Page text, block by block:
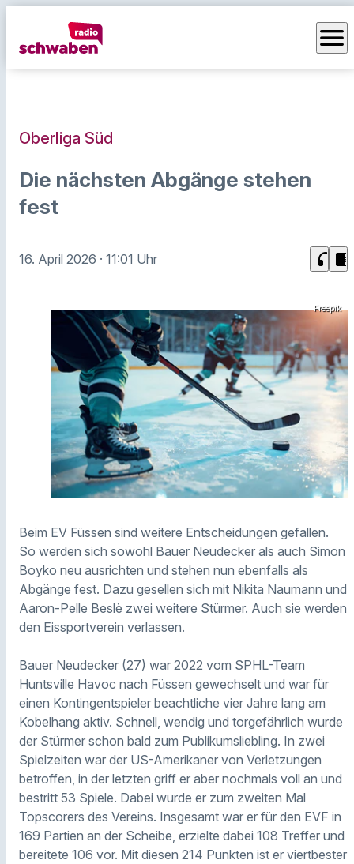
menu
Oberliga Süd
Die nächsten Abgänge stehen
fest
16. April 2026 · 11:01 Uhr headphones chrome_reader_mode
Freepik
Beim EV Füssen sind weitere Entscheidungen gefallen.
So werden sich sowohl Bauer Neudecker als auch Simon
Boyko neu ausrichten und stehen nun ebenfalls als
Abgänge fest. Dazu gesellen sich mit Nikita Naumann und
Aaron-Pelle Beslè zwei weitere Stürmer. Auch sie werden
den Eissportverein verlassen.
Bauer Neudecker (27) war 2022 vom SPHL-Team
Huntsville Havoc nach Füssen gewechselt und war für
einen Kontingentspieler beachtliche vier Jahre lang am
Kobelhang aktiv. Schnell, wendig und torgefährlich wurde
der Stürmer schon bald zum Publikumsliebling. In zwei
Spielzeiten war der US-Amerikaner von Verletzungen
betroffen, in der letzten griff er aber nochmals voll an und
bestritt 53 Spiele. Dabei wurde er zum zweiten Mal
Topscorers des Vereins. Insgesamt war er für den EVF in
169 Partien an der Scheibe, erzielte dabei 108 Treffer und
bereitete 106 vor. Mit diesen 214 Punkten ist er viertbester